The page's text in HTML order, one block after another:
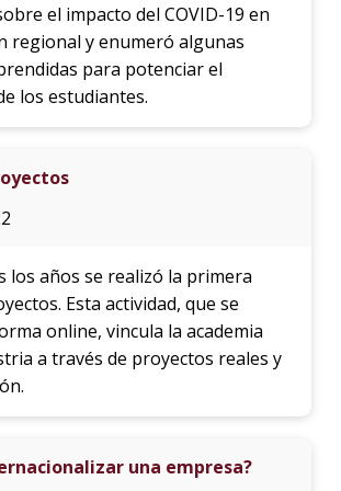
el impacto del COVID-19 en
regional y enumeró algunas
para potenciar el
los estudiantes.
los años se realizó la primera
Esta actividad, que se
online, vincula la academia
a través de proyectos reales y
una empresa?